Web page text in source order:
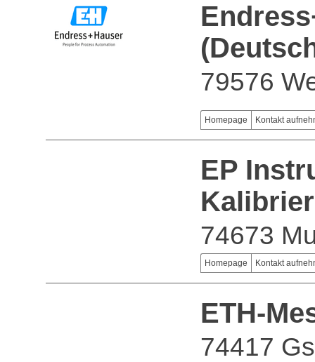
79576
Homepage Kontakt
EP
74673
Homepage Kontakt
ETH-
74417